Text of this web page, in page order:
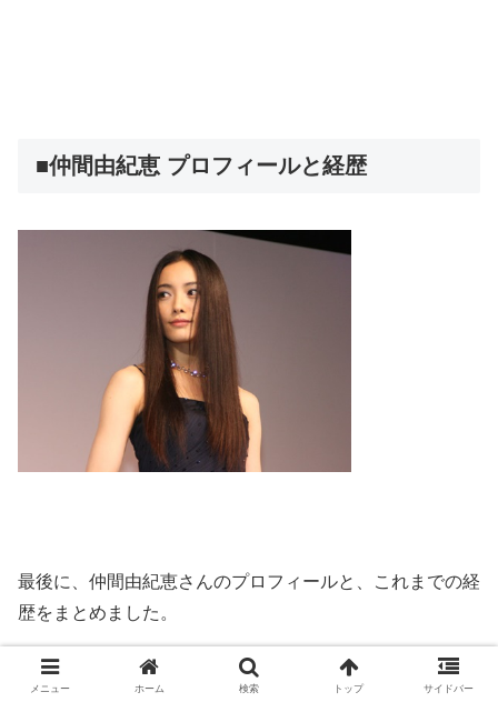
■仲間由紀恵 プロフィールと経歴
最後に、仲間由紀恵さんのプロフィールと、これまでの経
歴をまとめました。
改めてみると、人気作にばかり出演している凄すぎる女優
メニュー ホーム 検索 トップ サイドバー